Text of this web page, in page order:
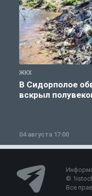
ЖКХ
В Сидорполое
вскрыл
04 августа 17:00
©
Все